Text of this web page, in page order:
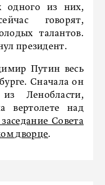
одного из них,
говорят,
талантов.
президент.
Путин весь
Сначала он
Ленобласти,
вертолете над
Совета
дворце.